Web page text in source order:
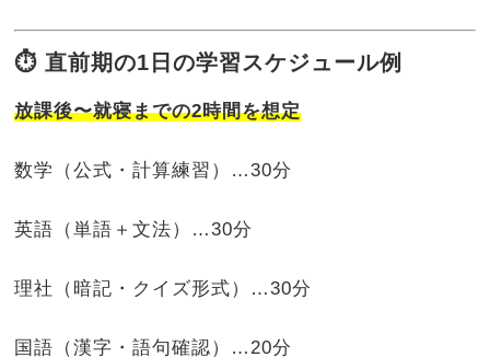
⏱ 直前期の1日の学習スケジュール例
放課後〜就寝までの2時間を想定
数学（公式・計算練習）…30分
英語（単語＋文法）…30分
理社（暗記・クイズ形式）…30分
国語（漢字・語句確認）…20分